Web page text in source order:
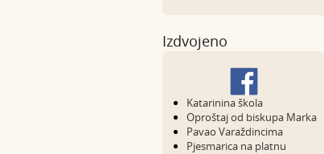
Izdvojeno
Katarinina škola
Oproštaj od biskupa Marka
Pavao Varaždincima
Pjesmarica na platnu